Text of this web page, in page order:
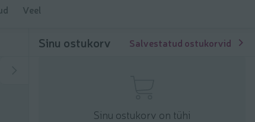
Veel
Sinu ostukorv Salvestatud ostukorvid
Sinu ostukorv on tühi